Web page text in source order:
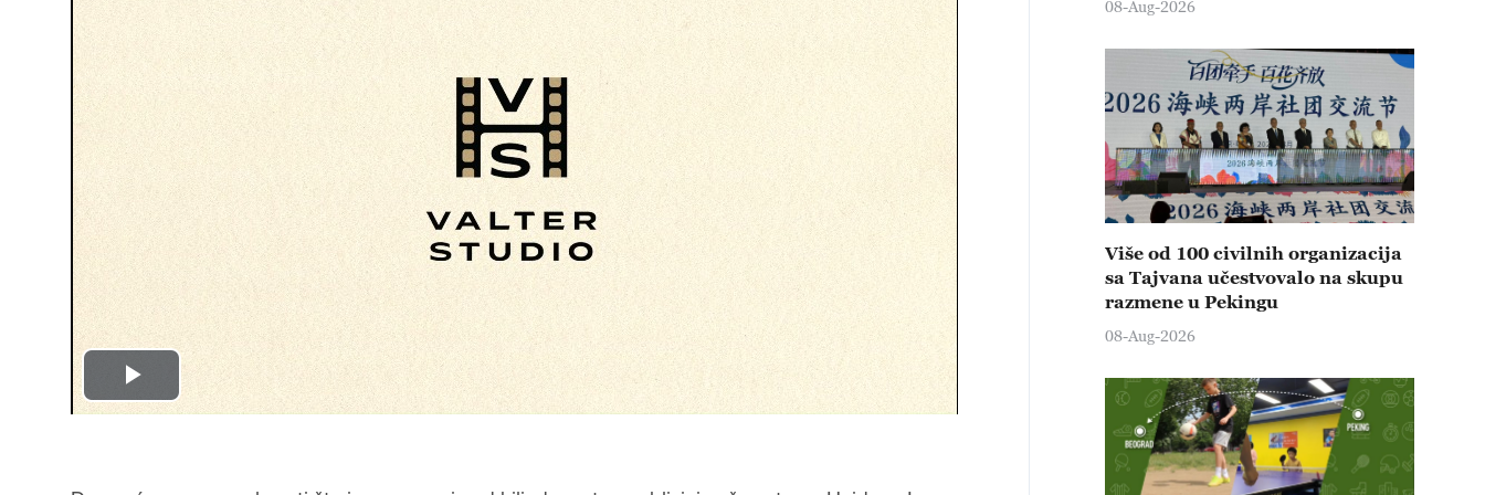
Play
08-Aug-2026
Više od 100 civilnih organizacija
sa Tajvana učestvovalo na skupu
razmene u Pekingu
08-Aug-2026